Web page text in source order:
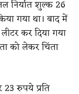
निर्यात शुल्क 26
गया था। बाद में
कर दिया गया
को लेकर चिंता
रुपये प्रति